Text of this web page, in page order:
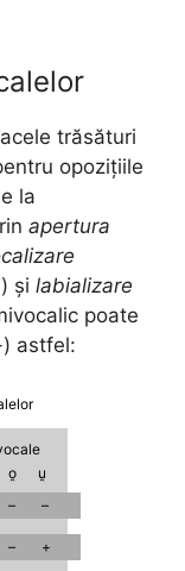
trăsături
opozițiile
la
apertura
și labializare
poate
astfel:
o̯
u̯
– –
– +